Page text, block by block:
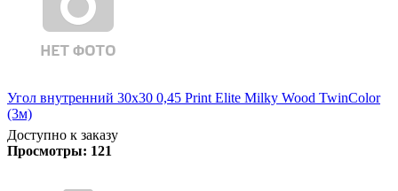
Угол внутренний 30х30 0,45 Print Elite Milky Wood TwinColor
(3м)
Доступно к заказу
Просмотры: 121